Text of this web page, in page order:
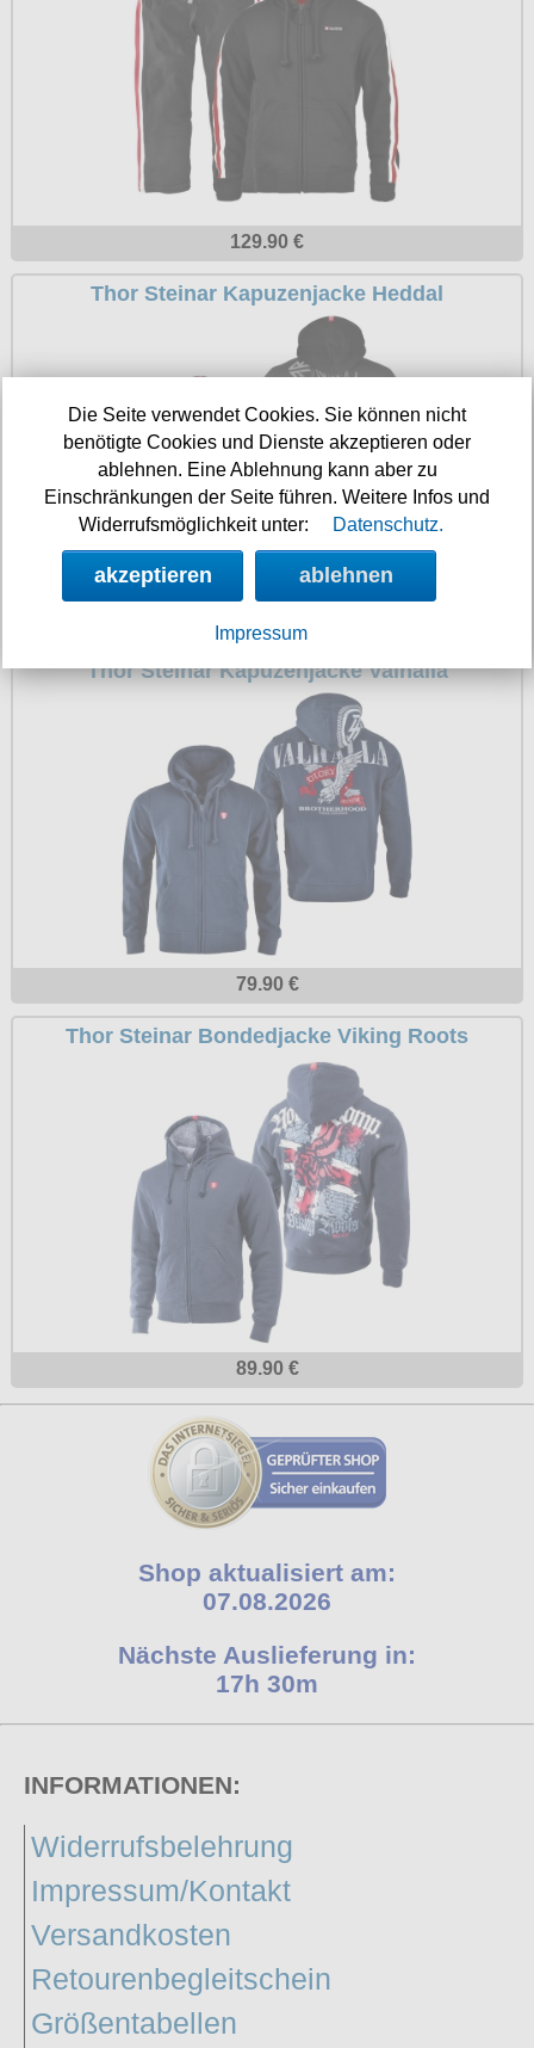
129.90 €
Thor Steinar Kapuzenjacke Heddal
Thor Steinar Kapuzenjacke Valhalla
79.90 €
Thor Steinar Bondedjacke Viking Roots
89.90 €
Shop aktualisiert am:
07.08.2026
Nächste Auslieferung in:
17h 30m
INFORMATIONEN:
Widerrufsbelehrung
Impressum/Kontakt
Versandkosten
Retourenbegleitschein
Größentabellen
Die Seite verwendet Cookies. Sie können nicht
benötigte Cookies und Dienste akzeptieren oder
ablehnen. Eine Ablehnung kann aber zu
Einschränkungen der Seite führen. Weitere Infos und
Widerrufsmöglichkeit unter:
Datenschutz.
akzeptieren ablehnen
Impressum